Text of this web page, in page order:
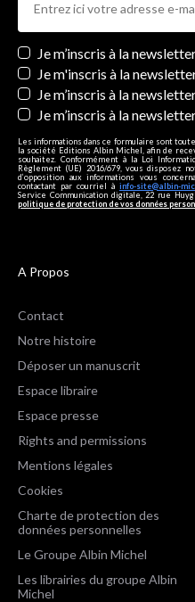
Newsletters
Je m’inscris à la
Je m'inscris à la
Je m’inscris à la
Je m’inscris à la
Les informations dans ce formulaire sont
la société Editions Albin Michel, afin de
souhaitez. Conformément à la Loi
Règlement (UE) 2016/679, vous disposez
d’opposition aux informations vous
contactant par courriel à info-site@albin-
Service Communication digitale, 22 rue
politique de protection de vos données
A Propos
Contact
Notre histoire
Déposer un manuscrit
Espace libraire
Espace presse
Rights and permissions
Mentions légales
Cookies
Charte de protection des
données personnelles
Le Groupe Albin Michel
Les librairies du groupe Albin
Michel